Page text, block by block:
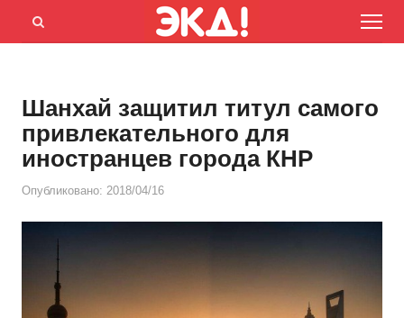
Menu
Открыть
Шанхай защитил титул самого
привлекательного для
иностранцев города КНР
Опубликовано: 2018/04/16